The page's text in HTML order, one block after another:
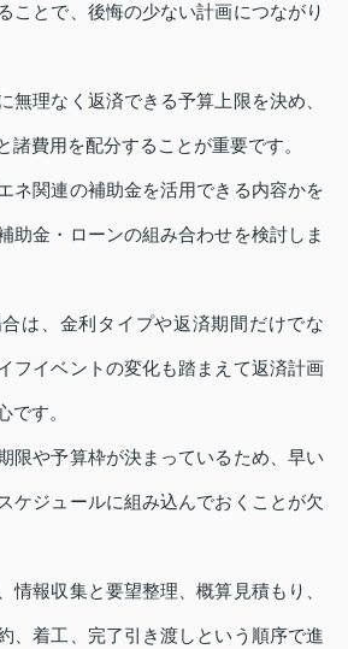
ことで、後悔の少ない計画につながり
無理なく返済できる予算上限を決め、
諸費用を配分することが重要です。
ネ関連の補助金を活用できる内容かを
助金・ローンの組み合わせを検討しま
は、金利タイプや返済期間だけでな
フイベントの変化も踏まえて返済計画
です。
限や予算枠が決まっているため、早い
ケジュールに組み込んでおくことが欠
情報収集と要望整理、概算見積もり、
、着工、完了引き渡しという順序で進